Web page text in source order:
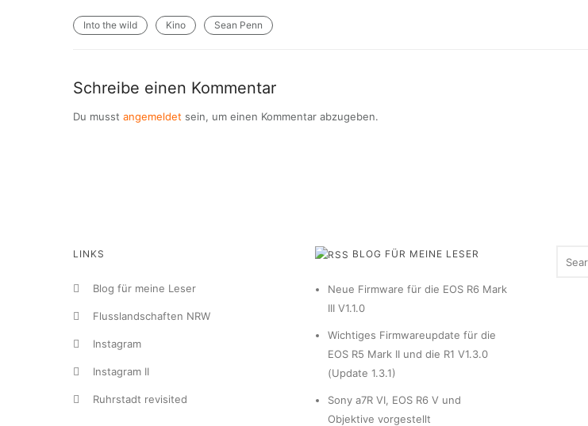
Into the wild Kino Sean Penn
Schreibe einen Kommentar
Du musst angemeldet sein, um einen Kommentar abzugeben.
LINKS
Blog für meine Leser
Flusslandschaften NRW
Instagram
Instagram II
Ruhrstadt revisited
BLOG FÜR MEINE LESER
Neue Firmware für die EOS R6 Mark
III V1.1.0
Wichtiges Firmwareupdate für die
EOS R5 Mark II und die R1 V1.3.0
(Update 1.3.1)
Sony a7R VI, EOS R6 V und
Objektive vorgestellt